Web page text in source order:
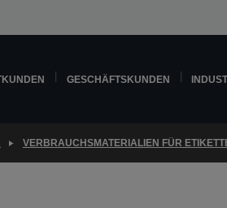
GESCHÄFTSKUNDEN
VERBRAUCHSMATERIALIEN FÜR